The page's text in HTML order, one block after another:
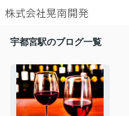
宇都宮駅のブログ一覧